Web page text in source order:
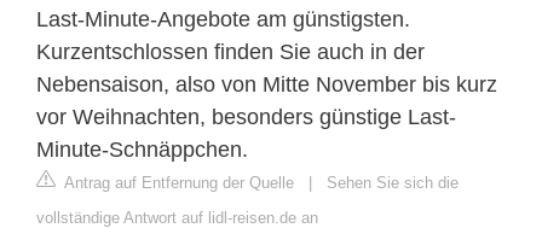
Last-Minute-Angebote am günstigsten.
Kurzentschlossen finden Sie auch in der
Nebensaison, also von Mitte November bis kurz
vor Weihnachten, besonders günstige Last-
Minute-Schnäppchen.
Antrag auf Entfernung der Quelle | Sehen Sie sich die
vollständige Antwort auf lidl-reisen.de an